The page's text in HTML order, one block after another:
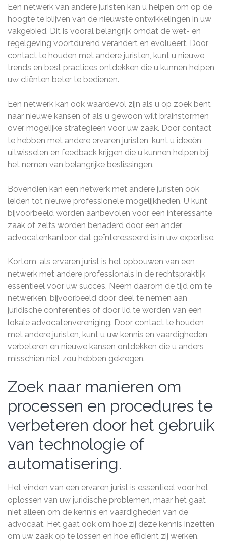
Een netwerk van andere juristen kan u helpen om op de
hoogte te blijven van de nieuwste ontwikkelingen in uw
vakgebied. Dit is vooral belangrijk omdat de wet- en
regelgeving voortdurend verandert en evolueert. Door
contact te houden met andere juristen, kunt u nieuwe
trends en best practices ontdekken die u kunnen helpen
uw cliënten beter te bedienen.
Een netwerk kan ook waardevol zijn als u op zoek bent
naar nieuwe kansen of als u gewoon wilt brainstormen
over mogelijke strategieën voor uw zaak. Door contact
te hebben met andere ervaren juristen, kunt u ideeën
uitwisselen en feedback krijgen die u kunnen helpen bij
het nemen van belangrijke beslissingen.
Bovendien kan een netwerk met andere juristen ook
leiden tot nieuwe professionele mogelijkheden. U kunt
bijvoorbeeld worden aanbevolen voor een interessante
zaak of zelfs worden benaderd door een ander
advocatenkantoor dat geïnteresseerd is in uw expertise.
Kortom, als ervaren jurist is het opbouwen van een
netwerk met andere professionals in de rechtspraktijk
essentieel voor uw succes. Neem daarom de tijd om te
netwerken, bijvoorbeeld door deel te nemen aan
juridische conferenties of door lid te worden van een
lokale advocatenvereniging. Door contact te houden
met andere juristen, kunt u uw kennis en vaardigheden
verbeteren en nieuwe kansen ontdekken die u anders
misschien niet zou hebben gekregen.
Zoek naar manieren om
processen en procedures te
verbeteren door het gebruik
van technologie of
automatisering.
Het vinden van een ervaren jurist is essentieel voor het
oplossen van uw juridische problemen, maar het gaat
niet alleen om de kennis en vaardigheden van de
advocaat. Het gaat ook om hoe zij deze kennis inzetten
om uw zaak op te lossen en hoe efficiënt zij werken.